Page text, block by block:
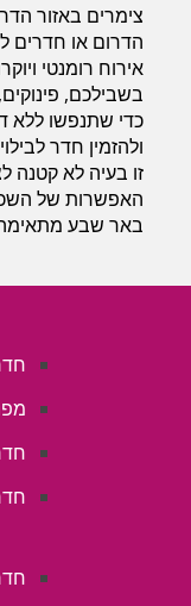
צימרים באזור
הדרום או חדרים
אירוח רומנטי
בשבילכם,
כדי שתנפשו ללא
ולהזמין חדר
זו בעיה לא קטנה
האפשרות של
באר שבע